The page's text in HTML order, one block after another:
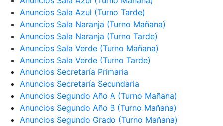
Anuncios Sala Azul (Turno Tarde)
Anuncios Sala Naranja (Turno Mañana)
Anuncios Sala Naranja (Turno Tarde)
Anuncios Sala Verde (Turno Mañana)
Anuncios Sala Verde (Turno Tarde)
Anuncios Secretaría Primaria
Anuncios Secretaría Secundaria
Anuncios Segundo Año A (Turno Mañana)
Anuncios Segundo Año B (Turno Mañana)
Anuncios Segundo Grado (Turno Mañana)